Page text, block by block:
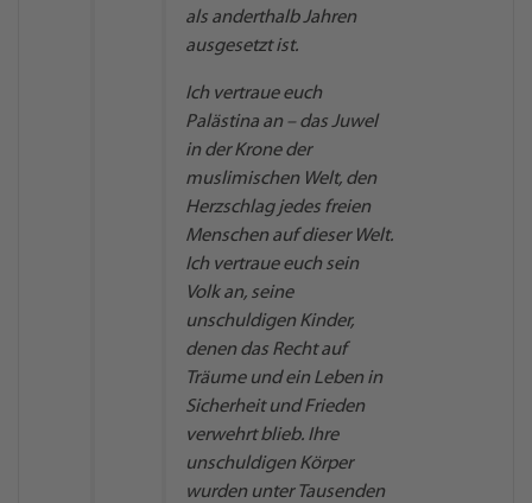
als anderthalb Jahren
ausgesetzt ist.
Ich vertraue euch
Palästina an – das Juwel
in der Krone der
muslimischen Welt, den
Herzschlag jedes freien
Menschen auf dieser Welt.
Ich vertraue euch sein
Volk an, seine
unschuldigen Kinder,
denen das Recht auf
Träume und ein Leben in
Sicherheit und Frieden
verwehrt blieb. Ihre
unschuldigen Körper
wurden unter Tausenden